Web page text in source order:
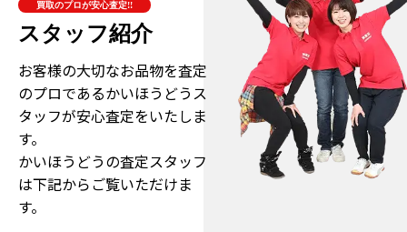
買取のプロが安心査定!!
スタッフ紹介
お客様の大切なお品物を査定
のプロであるかいほうどうス
タッフが安心査定をいたしま
す。
かいほうどうの査定スタッフ
は下記からご覧いただけま
す。